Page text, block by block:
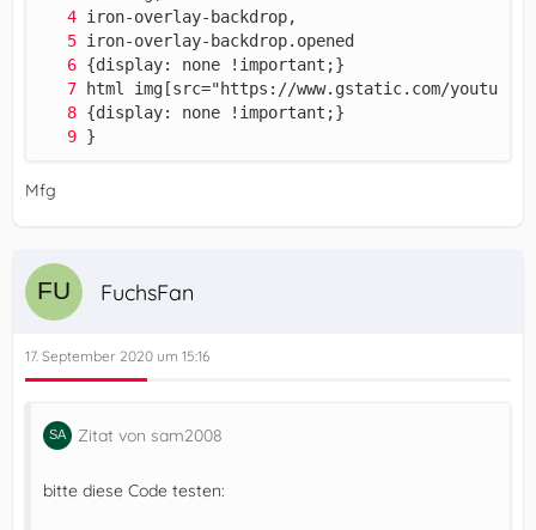
}
Mfg
FuchsFan
17. September 2020 um 15:16
Zitat von sam2008
bitte diese Code testen: